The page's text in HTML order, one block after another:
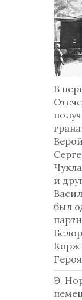
В
и
был
Корж
Э.